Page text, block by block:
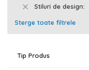
Stiluri de design
Sterge toate filtrele
Tip Produs